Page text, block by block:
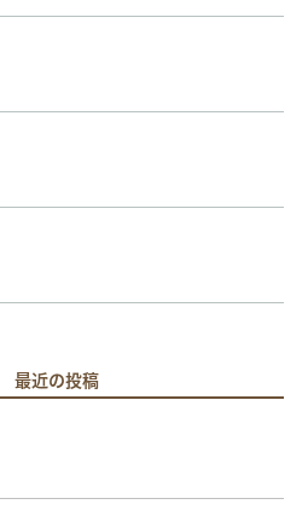
最近の投稿